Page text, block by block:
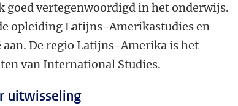
goed vertegenwoordigd in het onderwijs.
opleiding Latijns-Amerikastudies en
De regio Latijns-Amerika is het
van International Studies.
uitwisseling